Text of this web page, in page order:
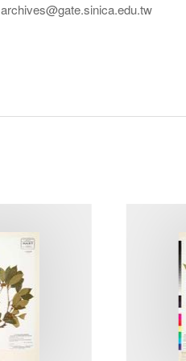
archives@gate.sinica.edu.tw